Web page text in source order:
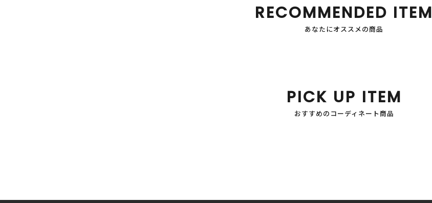
RECOMMENDED ITEM
あなたにオススメの商品
PICK UP ITEM
おすすめのコーディネート商品